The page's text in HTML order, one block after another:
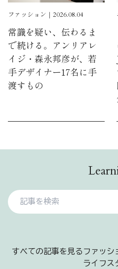
ファッション｜2026.08.04
常識を疑い、伝わるま
で続ける。アンリアレ
イジ・森永邦彦が、若
手デザイナー17名に手
渡すもの
すべての記事を見る ファッシ
ライフス